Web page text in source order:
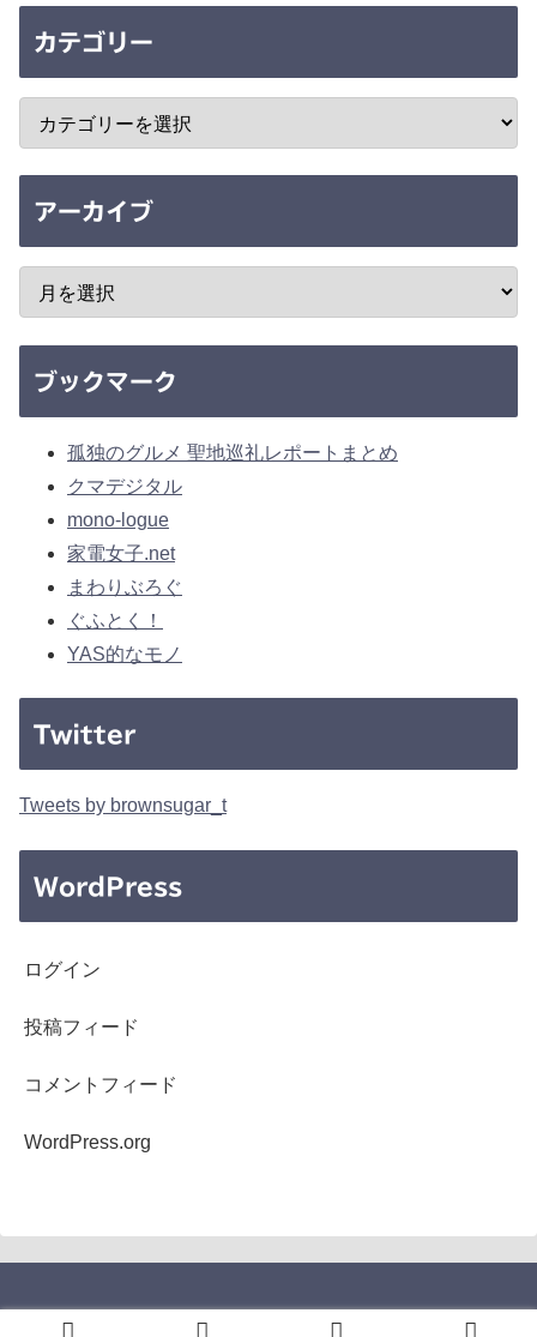
カテゴリー
アーカイブ
ブックマーク
孤独のグルメ 聖地巡礼レポートまとめ
クマデジタル
mono-logue
家電女子.net
まわりぶろぐ
ぐふとく！
YAS的なモノ
Twitter
Tweets by brownsugar_t
WordPress
ログイン
投稿フィード
コメントフィード
WordPress.org